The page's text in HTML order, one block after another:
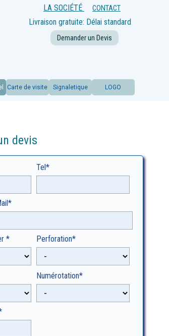
LA SOCIÉTÉ CONTACT
Demander un Devis
Livraison gratuite: Délai standard
offert
Carte de visite Signaletique LOGO
devis
Tel*
* Perforation*
Numérotation*